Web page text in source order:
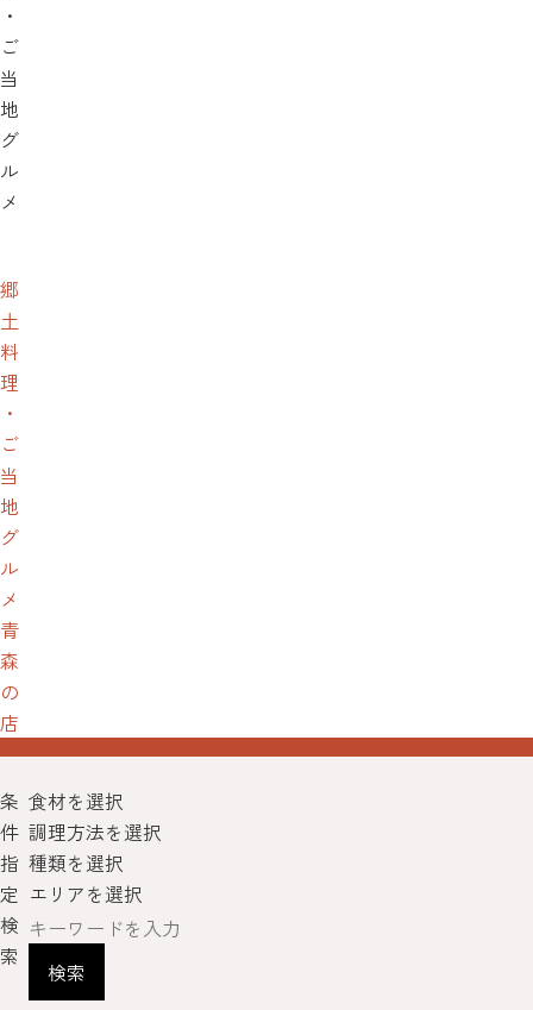
・
ご
当
地
グ
ル
メ
郷
土
料
理
・
ご
当
地
グ
ル
メ
青
森
の
店
条
件
指
定
検
索
食材を選択
調理方法を選択
種類を選択
エリアを選択
検索